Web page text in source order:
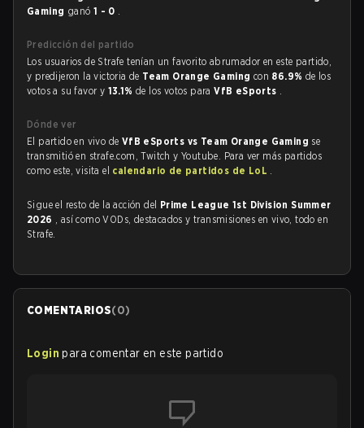
Gaming ganó 1 - 0 .
Predicción del partido
Los usuarios de Strafe tenían un favorito abrumador en este partido,
y predijeron la victoria de Team Orange Gaming con 86.9% de los
votos a su favor y 13.1%de los votos paraVfB eSports .
Dónde ver
El partido en vivo de VfB eSports vs Team Orange Gaming se
transmitió en strafe.com, Twitch y Youtube. Para ver más partidos
como este, visita el calendario de partidos de LoL .
Sigue el resto de la acción del Prime League 1st Division Summer
2026 , así como VODs, destacados y transmisiones en vivo, todo en
Strafe.
COMENTARIOS(0)
Login para comentar en este partido